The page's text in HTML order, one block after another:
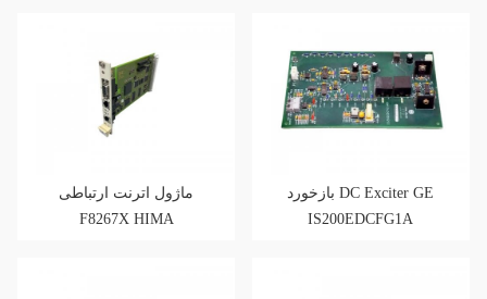
ماژول اترنت ارتباطی
F8267X HIMA
بازخورد DC Exciter GE
IS200EDCFG1A